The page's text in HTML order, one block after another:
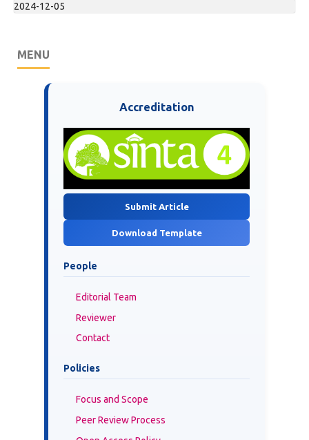
2024-12-05
MENU
Accreditation
Submit Article
Download Template
People
Editorial Team
Reviewer
Contact
Policies
Focus and Scope
Peer Review Process